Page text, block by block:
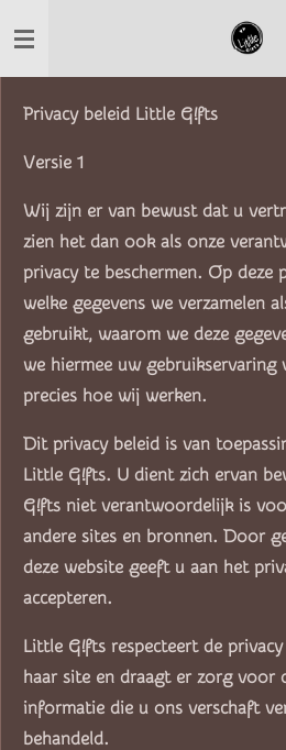
dePrivacy beleid Little G!fts
Versie 1
Wij zijn er van bewust dat u
zien het dan ook als onze
privacy te beschermen. Op deze
welke gegevens we verzamelen
gebruikt, waarom we deze
we hiermee uw gebruikservaring
precies hoe wij werken.
Dit privacy beleid is van
Little G!fts. U dient zich ervan
G!fts niet verantwoordelijk is
andere sites en bronnen. Door
deze website geeft u aan het
accepteren.
Little G!fts respecteert de
haar site en draagt er zorg voor
informatie die u ons verschaft
behandeld.